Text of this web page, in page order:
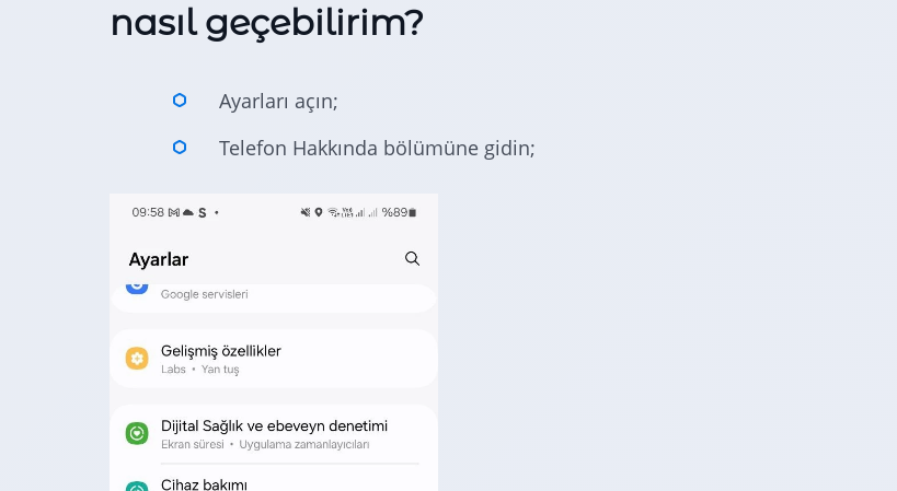
nasıl geçebilirim?
Ayarları açın;
Telefon Hakkında bölümüne gidin;